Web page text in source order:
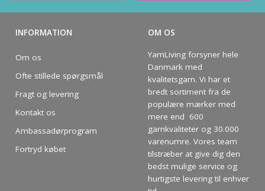
INFORMATION
Om os
Ofte stillede spørgsmål
Fragt og levering
Kontakt os
Ambassadørprogram
Fortryd købet
OM OS
YarnLiving forsyner hele
Danmark med
kvalitetsgarn. Vi har et
bredt sortiment fra de
populære mærker med
mere end 600
garnkvaliteter og 30.000
varenumre. Vores team
tilstræber at give dig den
bedst mulige service og
hurtigste levering til enhver